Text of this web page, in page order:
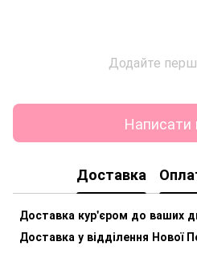
Додайте
Написати
Доставка
Доставка кур'єром до ваших
Доставка у відділення Нової